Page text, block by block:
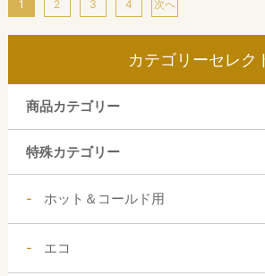
1 2 3 4 次へ
カテゴリーセレク
商品カテゴリー
特殊カテゴリー
ホット＆コールド用
エコ